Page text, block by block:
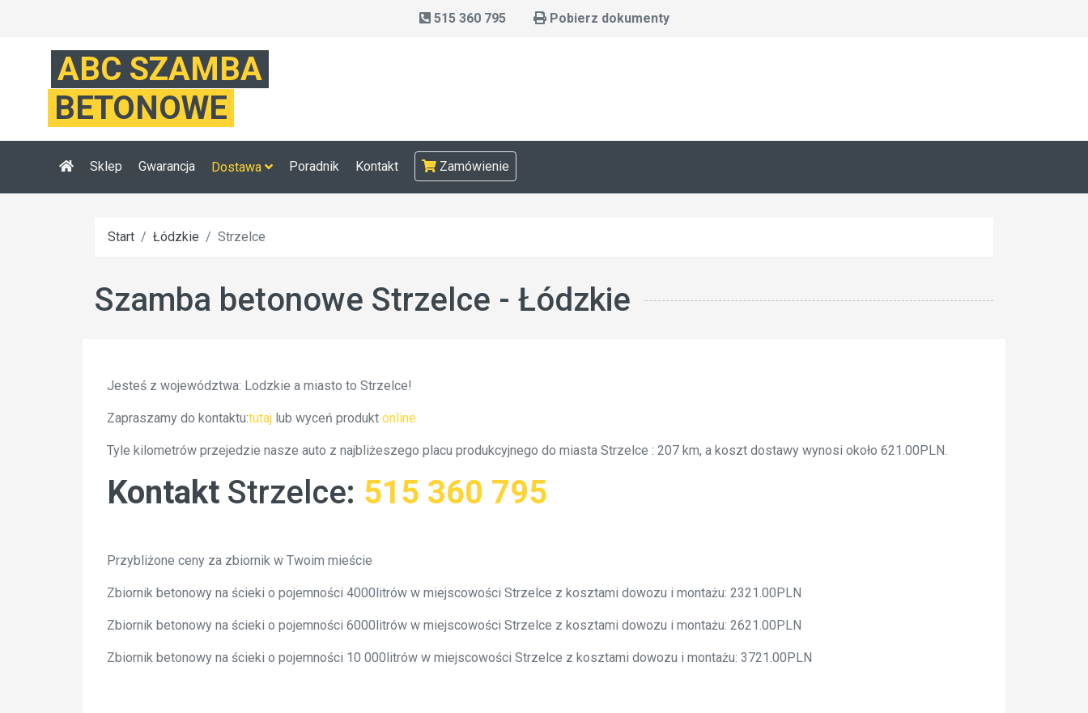
515 360 795 Pobierz dokumenty
ABC SZAMBA
BETONOWE
Sklep Gwarancja Dostawa Poradnik Kontakt Zamówienie
Start Łódzkie Strzelce
Szamba betonowe Strzelce - Łódzkie
Jesteś z województwa: Lodzkie a miasto to Strzelce!
Zapraszamy do kontaktu:tutaj lub wyceń produkt online
Tyle kilometrów przejedzie nasze auto z najbliżeszego placu produkcyjnego do miasta Strzelce : 207 km, a koszt dostawy wynosi około 621.00PLN.
Kontakt Strzelce: 515 360 795
Przybliżone ceny za zbiornik w Twoim mieście
Zbiornik betonowy na ścieki o pojemności 4000litrów w miejscowości Strzelce z kosztami dowozu i montażu: 2321.00PLN
Zbiornik betonowy na ścieki o pojemności 6000litrów w miejscowości Strzelce z kosztami dowozu i montażu: 2621.00PLN
Zbiornik betonowy na ścieki o pojemności 10 000litrów w miejscowości Strzelce z kosztami dowozu i montażu: 3721.00PLN